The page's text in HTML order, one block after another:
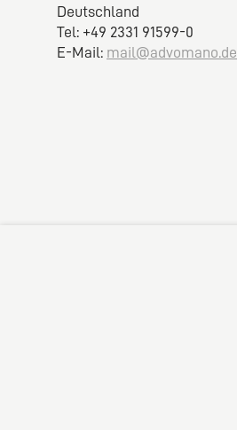
Deutschland
Tel: +49 2331 91599-0
E-Mail: mail@advomano.de